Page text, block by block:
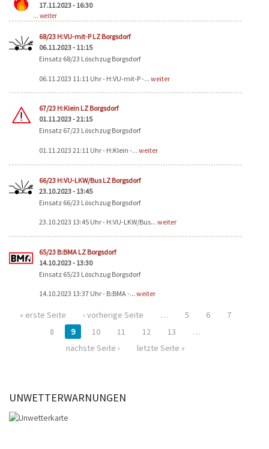
17.11.2023 - 16:30
... weiter
68/23 H:VU-mit-P LZ Borgsdorf
06.11.2023 - 11:15
Einsatz 68/23 Löschzug Borgsdorf
06.11.2023 11:11 Uhr - H:VU-mit-P -... weiter
67/23 H:Klein LZ Borgsdorf
01.11.2023 - 21:15
Einsatz 67/23 Löschzug Borgsdorf
01.11.2023 21:11 Uhr - H:Klein -... weiter
66/23 H:VU-LKW/Bus LZ Borgsdorf
23.10.2023 - 13:45
Einsatz 66/23 Löschzug Borgsdorf
23.10.2023 13:45 Uhr - H:VU-LKW/Bus... weiter
65/23 B:BMA LZ Borgsdorf
14.10.2023 - 13:30
Einsatz 65/23 Löschzug Borgsdorf
14.10.2023 13:37 Uhr - B:BMA -... weiter
« erste Seite ‹ vorherige Seite … 5 6
7
8
9 10 11 12 13
…
nächste Seite ›
letzte Seite »
UNWETTERWARNUNGEN